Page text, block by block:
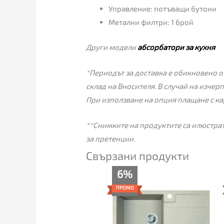
Управление: потъващи бутони
Метални филтри: 1 брой
Други моделиабсорбатори за кухня
*Периодът за доставка е обикновено
склад на Вносителя. В случай на
При използване на опция плащане с
**Снимките на продуктите са
за претенции.
Свързани продукти
6%
ПРОМОwas:
179.00€.169.00€.